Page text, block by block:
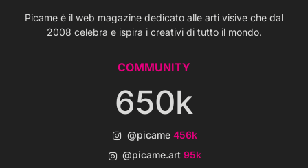
Picame è il web magazine dedicato alle arti visive che dal
2008 celebra e ispira i creativi di tutto il mondo.
COMMUNITY
650k
@picame 456k
@picame.art95k